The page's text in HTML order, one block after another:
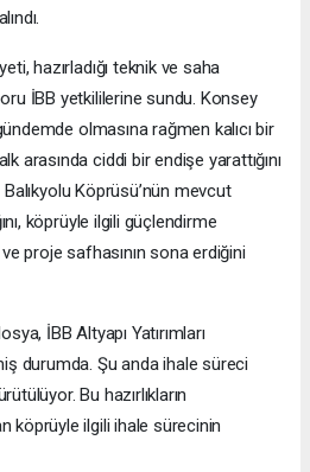
hazırladığı teknik ve saha
İBB yetkililerine sundu. Konsey
olmasına rağmen kalıcı bir
arasında ciddi bir endişe yarattığını
Köprüsü’nün mevcut
köprüyle ilgili güçlendirme
proje safhasının sona erdiğini
İBB Altyapı Yatırımları
durumda. Şu anda ihale süreci
Bu hazırlıkların
köprüyle ilgili ihale sürecinin